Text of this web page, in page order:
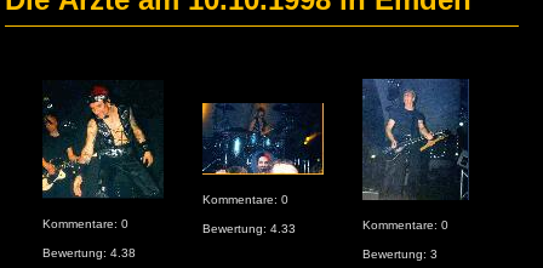
Kommentare: 0
Bewertung: 4.38
Kommentare: 0
Bewertung: 4.33 Kommentare: 0
Bewertung: 3